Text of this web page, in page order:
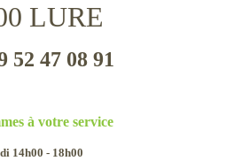
LURE
52 47 08 91
à votre service
14h00 - 18h00